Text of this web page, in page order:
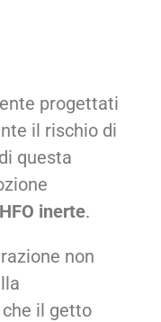
progettati
il rischio di
questa
inerte.
non
il getto